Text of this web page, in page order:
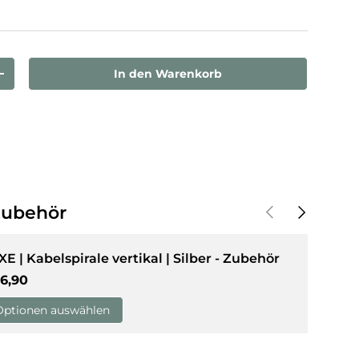
erhöhen In den Warenkorb
VorherigeNächste
| Kabelspirale vertikal | Silber - Zubehör
Preis
auswählen